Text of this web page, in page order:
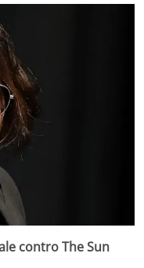
contro The Sun